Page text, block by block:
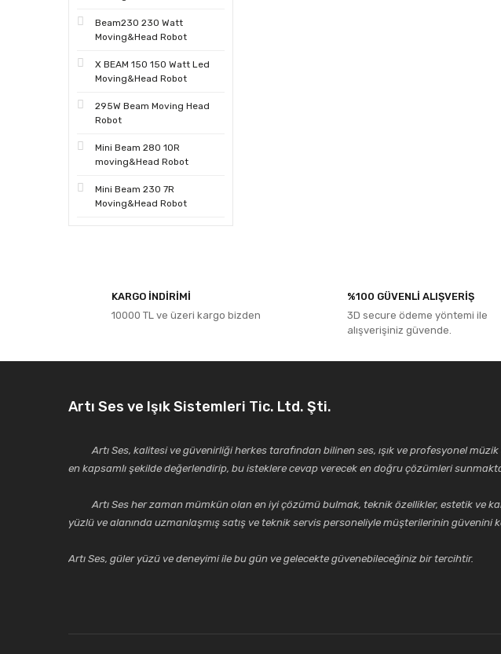
Beam230 230 Watt
Moving&Head Robot
X BEAM 150 150 Watt Led
Moving&Head Robot
295W Beam Moving Head
Robot
Mini Beam 280 10R
moving&Head Robot
Mini Beam 230 7R
Moving&Head Robot
KARGO İNDİRİMİ
10000 TL ve üzeri kargo bizden
%100 GÜVENLİ ALIŞVERİŞ
3D secure ödeme yöntemi ile
alışverişiniz güvende.
Artı Ses ve Işık Sistemleri Tic. Ltd. Şti.
Artı Ses, kalitesi ve güvenirliği herkes tarafından bilinen ses, ışık ve profesyonel
en kapsamlı şekilde değerlendirip, bu isteklere cevap verecek en doğru çözümleri
Artı Ses her zaman mümkün olan en iyi çözümü bulmak, teknik özellikler, estetik ve
yüzlü ve alanında uzmanlaşmış satış ve teknik servis personeliyle müşterilerinin
Artı Ses, güler yüzü ve deneyimi ile bu gün ve gelecekte güvenebileceğiniz bir tercihtir.